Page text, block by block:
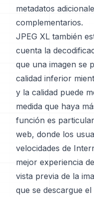
metadatos
complementarios.
JPEG XL también
cuenta la
que una imagen se
calidad inferior
y la calidad puede
medida que haya
función es
web, donde los
velocidades de
mejor experiencia
vista previa de la
que se descargue